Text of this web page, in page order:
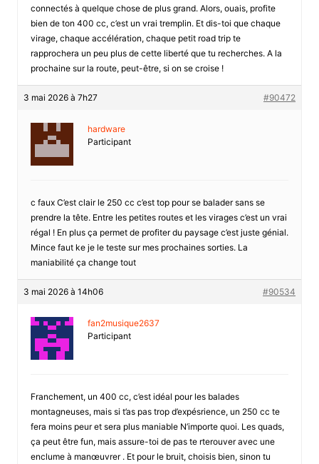
connectés à quelque chose de plus grand. Alors, ouais, profite
bien de ton 400 cc, c’est un vrai tremplin. Et dis-toi que chaque
virage, chaque accélération, chaque petit road trip te
rapprochera un peu plus de cette liberté que tu recherches. A la
prochaine sur la route, peut-être, si on se croise !
3 mai 2026 à 7h27 #90472
hardware
Participant
c faux C’est clair le 250 cc c’est top pour se balader sans se
prendre la tête. Entre les petites routes et les virages c’est un vrai
régal ! En plus ça permet de profiter du paysage c’est juste génial.
Mince faut ke je le teste sur mes prochaines sorties. La
maniabilité ça change tout
3 mai 2026 à 14h06 #90534
fan2musique2637
Participant
Franchement, un 400 cc, c’est idéal pour les balades
montagneuses, mais si t’as pas trop d’expésrience, un 250 cc te
fera moins peur et sera plus maniable N’importe quoi. Les quads,
ça peut être fun, mais assure-toi de pas te rterouver avec une
enclume à manœuvrer . Et pour le bruit, choisis bien, sinon tu